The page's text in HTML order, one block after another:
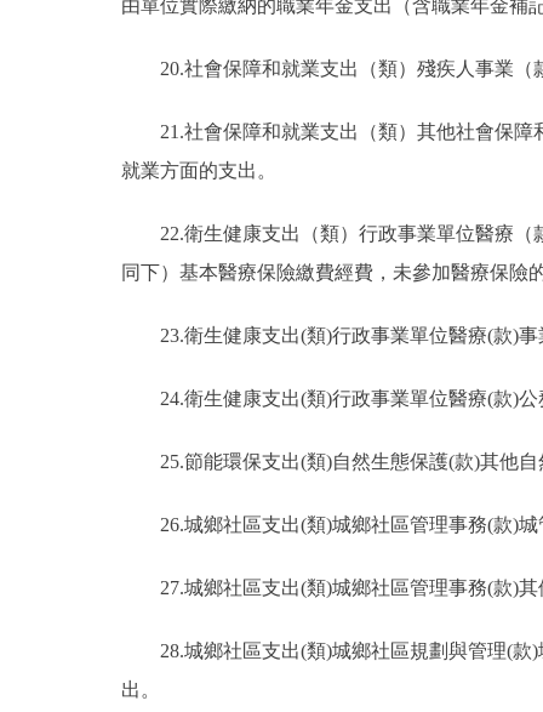
由單位實際繳納的職業年金支出（含職業年金補
20.社會保障和就業支出（類）殘疾人事業
21.社會保障和就業支出（類）其他社會保
就業方面的支出。
22.衛生健康支出（類）行政事業單位醫療
同下）基本醫療保險繳費經費，未參加醫療保
23.衛生健康支出(類)行政事業單位醫療(款)
24.衛生健康支出(類)行政事業單位醫療(款)
25.節能環保支出(類)自然生態保護(款)其他
26.城鄉社區支出(類)城鄉社區管理事務(款)
27.城鄉社區支出(類)城鄉社區管理事務(款)
28.城鄉社區支出(類)城鄉社區規劃與管理(
出。